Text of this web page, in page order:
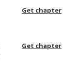
Get chapter
Get chapter